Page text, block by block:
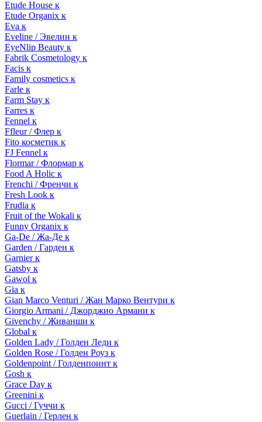
Etude House к
Etude Organix к
Eva к
Eveline / Эвелин к
EyeNlip Beauty к
Fabrik Cosmetology к
Facis к
Family cosmetics к
Farle к
Farm Stay к
Farres к
Fennel к
Ffleur / Флер к
Fito косметик к
FJ Fennel к
Flormar / Флормар к
Food A Holic к
Frenchi / Френчи к
Fresh Look к
Frudia к
Fruit of the Wokali к
Funny Organix к
Ga-De / Жа-Де к
Garden / Гарден к
Garnier к
Gatsby к
Gawol к
Gia к
Gian Marco Venturi / Жан Марко Вентури к
Giorgio Armani / Джорджио Армани к
Givenchy / Живанши к
Global к
Golden Lady / Голден Леди к
Golden Rose / Голден Роуз к
Goldenpoint / Голденпоинт к
Gosh к
Grace Day к
Greenini к
Gucci / Гуччи к
Guerlain / Герлен к